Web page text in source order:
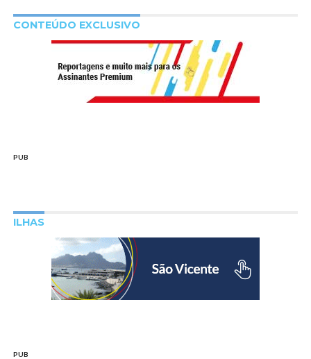
CONTEÚDO EXCLUSIVO
PUB
ILHAS
PUB